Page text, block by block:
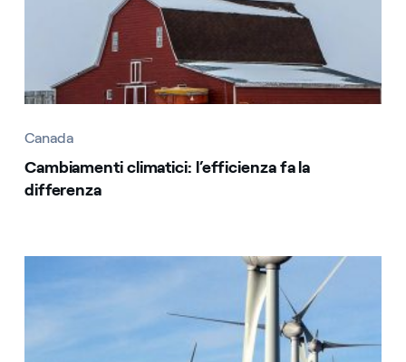
Canada
Cambiamenti climatici: l’efficienza fa la
differenza